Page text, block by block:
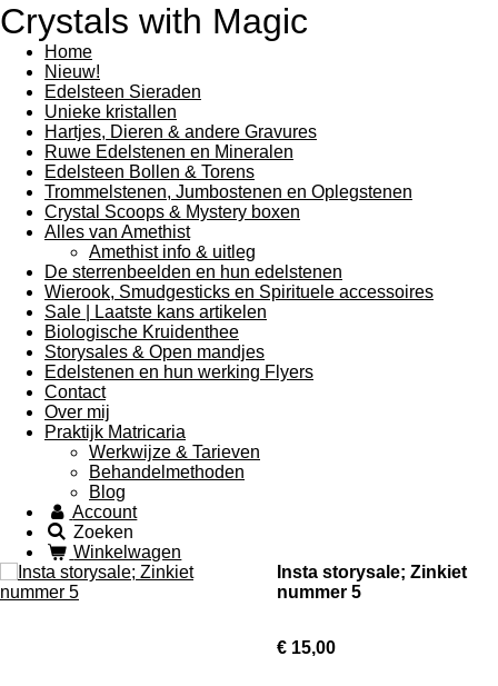
Crystals with Magic
Home
Nieuw!
Edelsteen Sieraden
Unieke kristallen
Hartjes, Dieren & andere Gravures
Ruwe Edelstenen en Mineralen
Edelsteen Bollen & Torens
Trommelstenen, Jumbostenen en Oplegstenen
Crystal Scoops & Mystery boxen
Alles van Amethist
Amethist info & uitleg
De sterrenbeelden en hun edelstenen
Wierook, Smudgesticks en Spirituele accessoires
Sale | Laatste kans artikelen
Biologische Kruidenthee
Storysales & Open mandjes
Edelstenen en hun werking Flyers
Contact
Over mij
Praktijk Matricaria
Werkwijze & Tarieven
Behandelmethoden
Blog
Account
Zoeken
Winkelwagen
Insta storysale; Zinkiet
nummer 5
€ 15,00